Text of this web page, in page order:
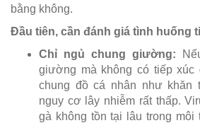
bằng không.
Đầu tiên, cần đánh giá tình huống
Chỉ ngủ chung giường:
giường mà không có tiếp xúc
chung đồ cá nhân như khăn
nguy cơ lây nhiễm rất thấp.
gà không tồn tại lâu trong